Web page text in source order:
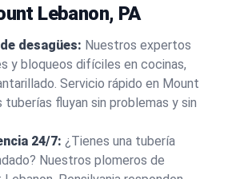
Lebanon, PA
desagües: Nuestros expertos
y bloqueos difíciles en cocinas,
Servicio rápido en Mount
tuberías fluyan sin problemas y sin
24/7: ¿Tienes una tubería
Nuestros plomeros de